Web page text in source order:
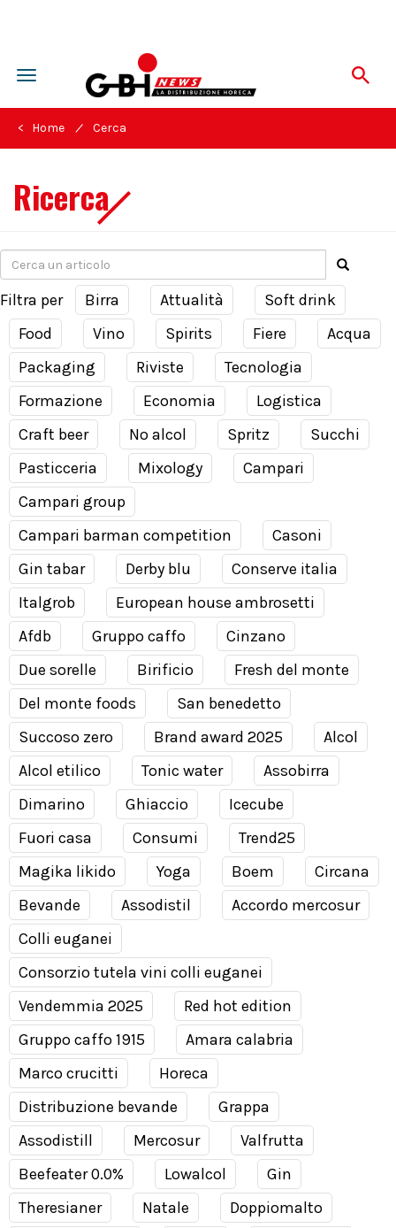
Toggle
navigation
< Home / Cerca
Ricerca
Filtra per Birra Attualità
Soft drink
Food
Vino Spirits Fiere
Acqua
Packaging
Riviste
Tecnologia
Formazione
Economia
Logistica
Craft beer
No alcol Spritz
Succhi
Pasticceria
Mixology
Campari
Campari group
Campari barman competition
Casoni
Gin tabar
Derby blu
Conserve italia
Italgrob
European house ambrosetti
Afdb
Gruppo caffo
Cinzano
Due sorelle
Birificio
Fresh del monte
Del monte foods
San benedetto
Succoso zero
Brand award 2025
Alcol
Alcol etilico
Tonic water
Assobirra
Dimarino
Ghiaccio
Icecube
Fuori casa
Consumi
Trend25
Magika likido
Yoga Boem
Circana
Bevande
Assodistil
Accordo mercosur
Colli euganei
Consorzio tutela vini colli euganei
Vendemmia 2025
Red hot edition
Gruppo caffo 1915
Amara calabria
Marco crucitti
Horeca
Distribuzione bevande
Grappa
Assodistill
Mercosur
Valfrutta
Beefeater 0.0%
Lowalcol
Gin
Theresianer
Natale
Doppiomalto